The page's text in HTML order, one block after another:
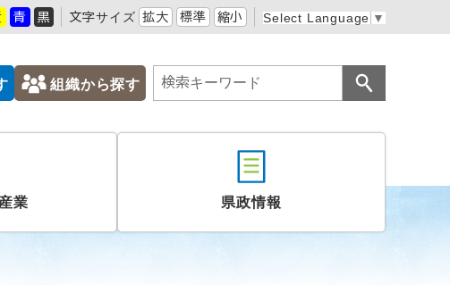
青 黒 文字サイズ 拡大 標準 縮小 Select Language ▼
組織から探す
業 県政情報